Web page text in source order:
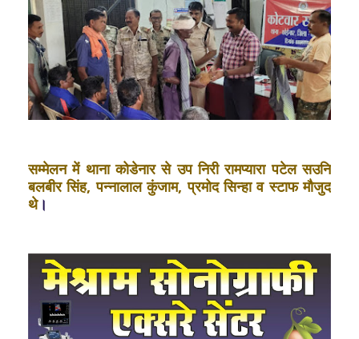
सम्मेलन में थाना कोडेनार से उप निरी रामप्यारा पटेल सउनि
बलबीर सिंह, पन्नालाल कुंजाम, प्रमोद सिन्हा व स्टाफ मौजुद
थे।